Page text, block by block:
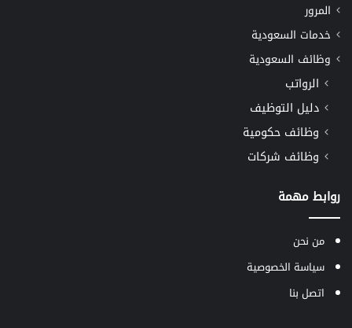
المرور
خدمات السعودية
وظائف السعودية
الرواتب
دليل التوظيف
وظائف حكومية
وظائف شركات
روابط مهمة
من نحن
سياسة الخصوصية
اتصل بنا